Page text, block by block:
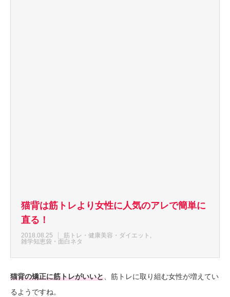
猫背は筋トレより女性に人気のアレで簡単に
直る！
2018.08.25
筋トレ・健康美容・ダイエット
雑学知恵袋・面白ネタ
猫背の矯正に筋トレがいいと 、筋トレに取り組む女性が増えてい
るようですね。